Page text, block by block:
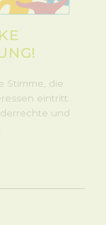
Stimme, die
eintritt.
und